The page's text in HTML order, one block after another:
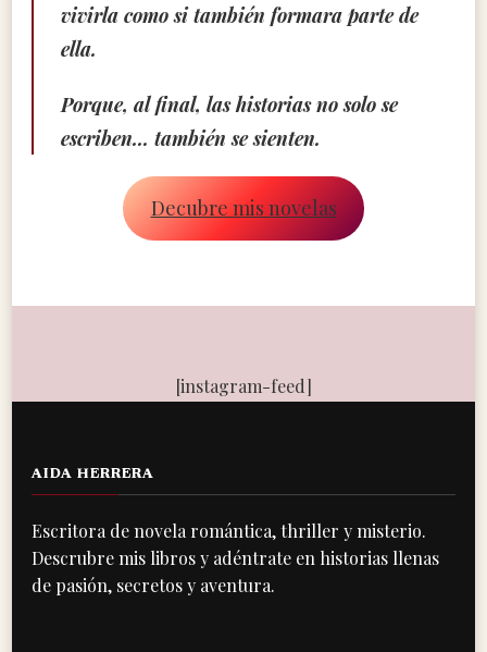
vivirla como si también formara parte de
ella.
Porque, al final, las historias no solo se
escriben… también se sienten.
Decubre mis novelas
[instagram-feed]
AIDA HERRERA
Escritora de novela romántica, thriller y misterio.
Descrubre mis libros y adéntrate en historias llenas
de pasión, secretos y aventura.